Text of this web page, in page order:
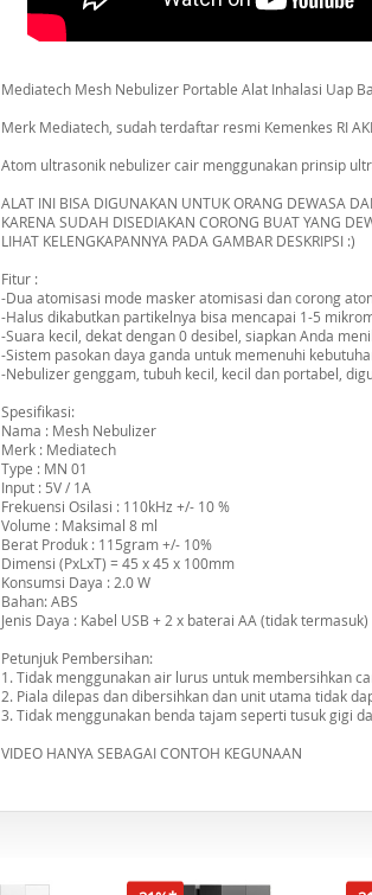
Mediatech Mesh Nebulizer Portable Alat Inhalasi Uap
Merk Mediatech, sudah terdaftar resmi Kemenkes RI
Atom ultrasonik nebulizer cair menggunakan prinsip
ALAT INI BISA DIGUNAKAN UNTUK ORANG DEWASA
KARENA SUDAH DISEDIAKAN CORONG BUAT YANG
LIHAT KELENGKAPANNYA PADA GAMBAR DESKRIPSI :)
Fitur :
-Dua atomisasi mode masker atomisasi dan corong
-Halus dikabutkan partikelnya bisa mencapai 1-5
-Suara kecil, dekat dengan 0 desibel, siapkan Anda
-Sistem pasokan daya ganda untuk memenuhi
-Nebulizer genggam, tubuh kecil, kecil dan portabel,
Spesifikasi:
Nama : Mesh Nebulizer
Merk : Mediatech
Type : MN 01
Input : 5V / 1A
Frekuensi Osilasi : 110kHz +/- 10 %
Volume : Maksimal 8 ml
Berat Produk : 115gram +/- 10%
Dimensi (PxLxT) = 45 x 45 x 100mm
Konsumsi Daya : 2.0 W
Bahan: ABS
Jenis Daya : Kabel USB + 2 x baterai AA (tidak termasuk)
Petunjuk Pembersihan:
1. Tidak menggunakan air lurus untuk membersihkan
2. Piala dilepas dan dibersihkan dan unit utama tidak
3. Tidak menggunakan benda tajam seperti tusuk gigi
VIDEO HANYA SEBAGAI CONTOH KEGUNAAN